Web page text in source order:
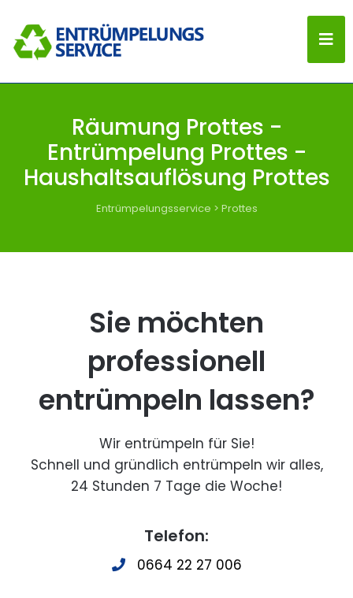
Räumung Prottes -
Entrümpelung Prottes -
Haushaltsauflösung Prottes
Entrümpelungsservice > Prottes
Sie möchten
professionell
entrümpeln lassen?
Wir entrümpeln für Sie!
Schnell und gründlich entrümpeln wir alles,
24 Stunden 7 Tage die Woche!
Telefon:
0664 22 27 006